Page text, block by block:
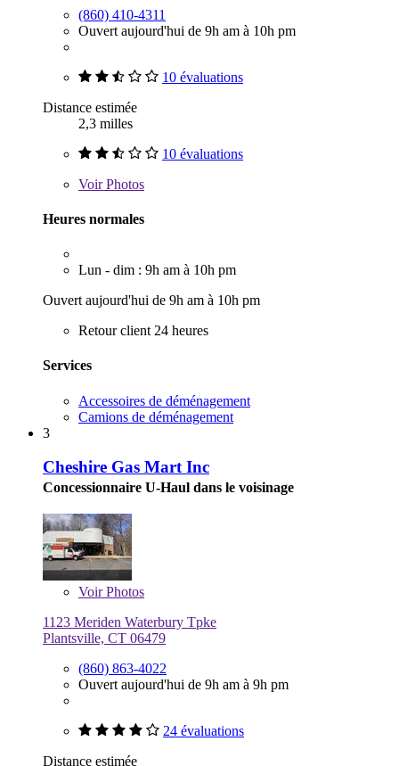
(860) 410-4311
Ouvert aujourd'hui de 9h am à 10h pm
10 évaluations
Distance estimée
2,3 milles
10 évaluations
VoirPhotos
Heures normales
Lun - dim : 9h am à 10h pm
Ouvert aujourd'hui de 9h am à 10h pm
Retour client 24 heures
Services
Accessoires de déménagement
Camions de déménagement
3
Cheshire Gas Mart Inc
Concessionnaire U-Haul dans le voisinage
VoirPhotos
1123 Meriden Waterbury Tpke
Plantsville, CT 06479
(860) 863-4022
Ouvert aujourd'hui de 9h am à 9h pm
24 évaluations
Distance estimée